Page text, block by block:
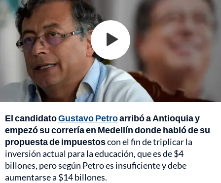
El candidatoGustavo Petroarribó a Antioquia y
empezó su correría en Medellín donde habló de su
propuesta de impuestoscon el fin de triplicar la
inversión actual para la educación, que es de $4
billones, pero según Petro es insuficiente y debe
aumentarse a $14 billones.